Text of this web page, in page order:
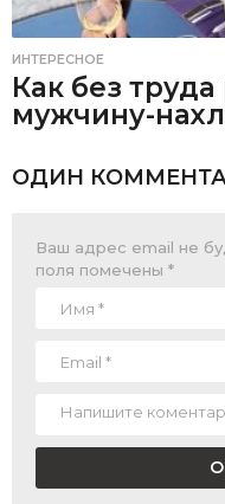
ИНТЕРЕСНОЕ
Как без
мужчину-
ОДИН
Ваш адрес email не
поля помечены *